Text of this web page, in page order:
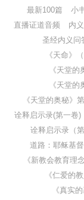
最新100篇 小
直播证道音频
内
圣经内义问
《天命》
《天堂
《天堂
《天堂的奥秘》
诠释启示录(第一卷)
诠释启示录（第
道路：耶稣基
《新教会教育理念
《仁爱的教
《真实